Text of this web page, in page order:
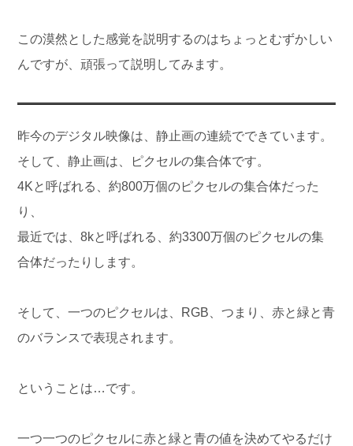
この漠然とした感覚を説明するのはちょっとむずかしい
んですが、頑張って説明してみます。
昨今のデジタル映像は、静止画の連続でできています。
そして、静止画は、ピクセルの集合体です。
4Kと呼ばれる、約800万個のピクセルの集合体だった
り、
最近では、8kと呼ばれる、約3300万個のピクセルの集
合体だったりします。
そして、一つのピクセルは、RGB、つまり、赤と緑と青
のバランスで表現されます。
ということは…です。
一つ一つのピクセルに赤と緑と青の値を決めてやるだけ